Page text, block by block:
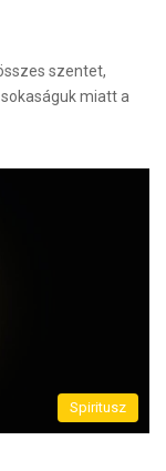
szentet,
miatt a
Spiritusz